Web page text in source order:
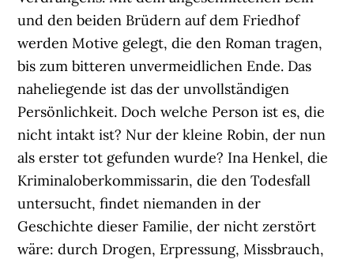
und den beiden Brüdern auf dem Friedhof
werden Motive gelegt, die den Roman tragen,
bis zum bitteren unvermeidlichen Ende. Das
naheliegende ist das der unvollständigen
Persönlichkeit. Doch welche Person ist es, die
nicht intakt ist? Nur der kleine Robin, der nun
als erster tot gefunden wurde? Ina Henkel, die
Kriminaloberkommissarin, die den Todesfall
untersucht, findet niemanden in der
Geschichte dieser Familie, der nicht zerstört
wäre: durch Drogen, Erpressung, Missbrauch,